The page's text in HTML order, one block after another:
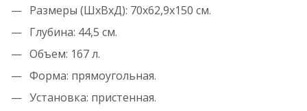
Размеры (ШхВхД): 70x62,9x150 см.
Глубина: 44,5 см.
Объем: 167 л.
Форма: прямоугольная.
Установка: пристенная.